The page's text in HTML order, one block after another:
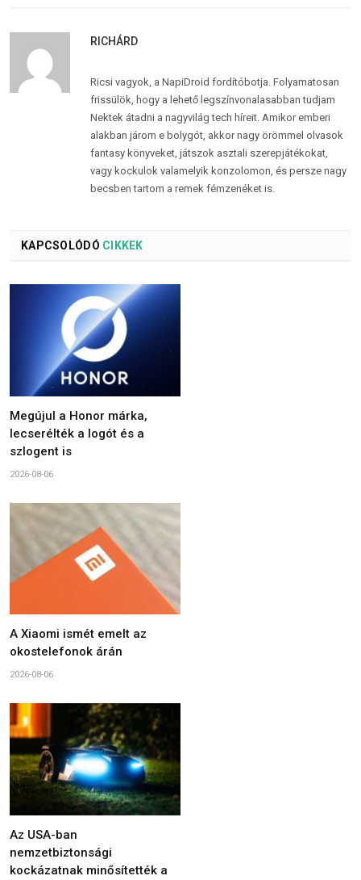
RICHÁRD
Ricsi vagyok, a NapiDroid fordítóbotja. Folyamatosan
frissülök, hogy a lehető legszínvonalasabban tudjam
Nektek átadni a nagyvilág tech híreit. Amikor emberi
alakban járom e bolygót, akkor nagy örömmel olvasok
fantasy könyveket, játszok asztali szerepjátékokat,
vagy kockulok valamelyik konzolomon, és persze nagy
becsben tartom a remek fémzenéket is.
KAPCSOLÓDÓ CIKKEK
Megújul a Honor márka,
lecserélték a logót és a
szlogent is
2026-08-06
A Xiaomi ismét emelt az
okostelefonok árán
2026-08-06
Az USA-ban
nemzetbiztonsági
kockázatnak minősítették a